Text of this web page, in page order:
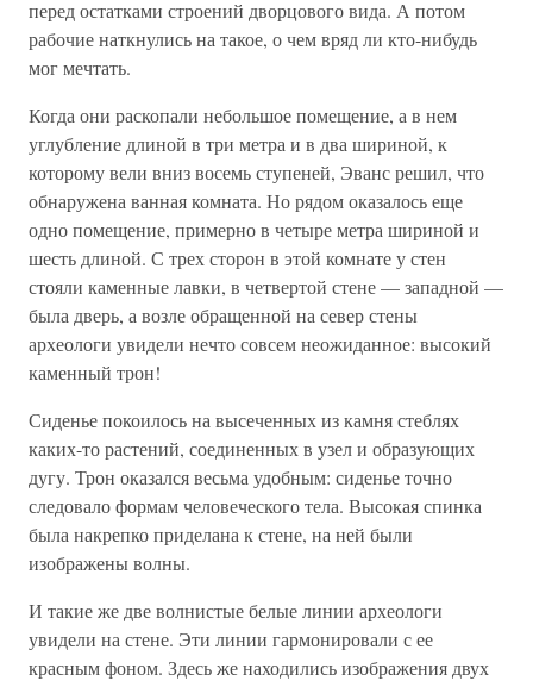
перед остатками строений дворцового вида. А потом
рабочие наткнулись на такое, о чем вряд ли кто-нибудь
мог мечтать.
Когда они раскопали небольшое помещение, а в нем
углубление длиной в три метра и в два шириной, к
которому вели вниз восемь ступеней, Эванс решил, что
обнаружена ванная комната. Но рядом оказалось еще
одно помещение, примерно в четыре метра шириной и
шесть длиной. С трех сторон в этой комнате у стен
стояли каменные лавки, в четвертой стене — западной —
была дверь, а возле обращенной на север стены
археологи увидели нечто совсем неожиданное: высокий
каменный трон!
Сиденье покоилось на высеченных из камня стеблях
каких-то растений, соединенных в узел и образующих
дугу. Трон оказался весьма удобным: сиденье точно
следовало формам человеческого тела. Высокая спинка
была накрепко приделана к стене, на ней были
изображены волны.
И такие же две волнистые белые линии археологи
увидели на стене. Эти линии гармонировали с ее
красным фоном. Здесь же находились изображения двух